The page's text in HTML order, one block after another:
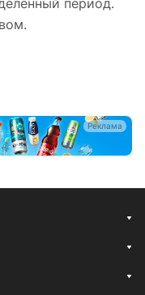
Реклама